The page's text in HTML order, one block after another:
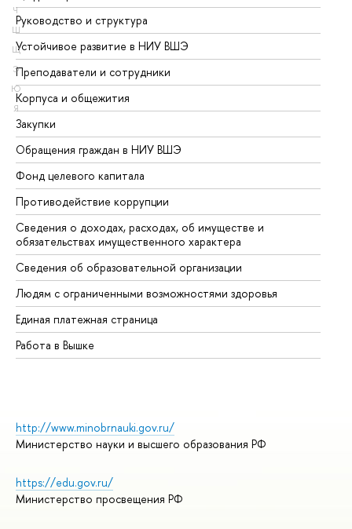
Ч
Ш
Щ
Э
Ю
Я
Руководство и структура
Устойчивое развитие в НИУ ВШЭ
Преподаватели и сотрудники
Корпуса и общежития
Закупки
Обращения граждан в НИУ ВШЭ
Фонд целевого капитала
Противодействие коррупции
Сведения о доходах, расходах, об имуществе и
обязательствах имущественного характера
Сведения об образовательной организации
Людям с ограниченными возможностями здоровья
Единая платежная страница
Работа в Вышке
http://www.minobrnauki.gov.ru/
Министерство науки и высшего образования РФ
https://edu.gov.ru/
Министерство просвещения РФ